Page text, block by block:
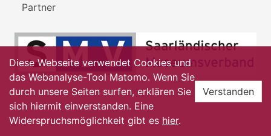
Partner
Diese Webseite verwendet Cookies und
das Webanalyse-Tool Matomo. Wenn Sie
durch unsere Seiten surfen, erklären Sie
sich hiermit einverstanden. Eine
Widerspruchsmöglichkeit gibt es hier.
Verstanden